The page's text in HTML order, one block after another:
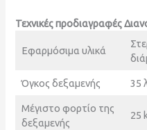
Τεχνικές προδιαγραφές
Εφαρμόσιμα υλικά
Όγκος δεξαμενής 35
Μέγιστο φορτίο της
δεξαμενής
25